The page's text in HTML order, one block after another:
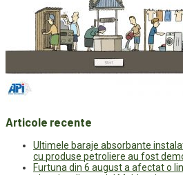
Articole recente
Ultimele baraje absorbante
cu produse petroliere au fost
Furtuna din 6 august a afectat o